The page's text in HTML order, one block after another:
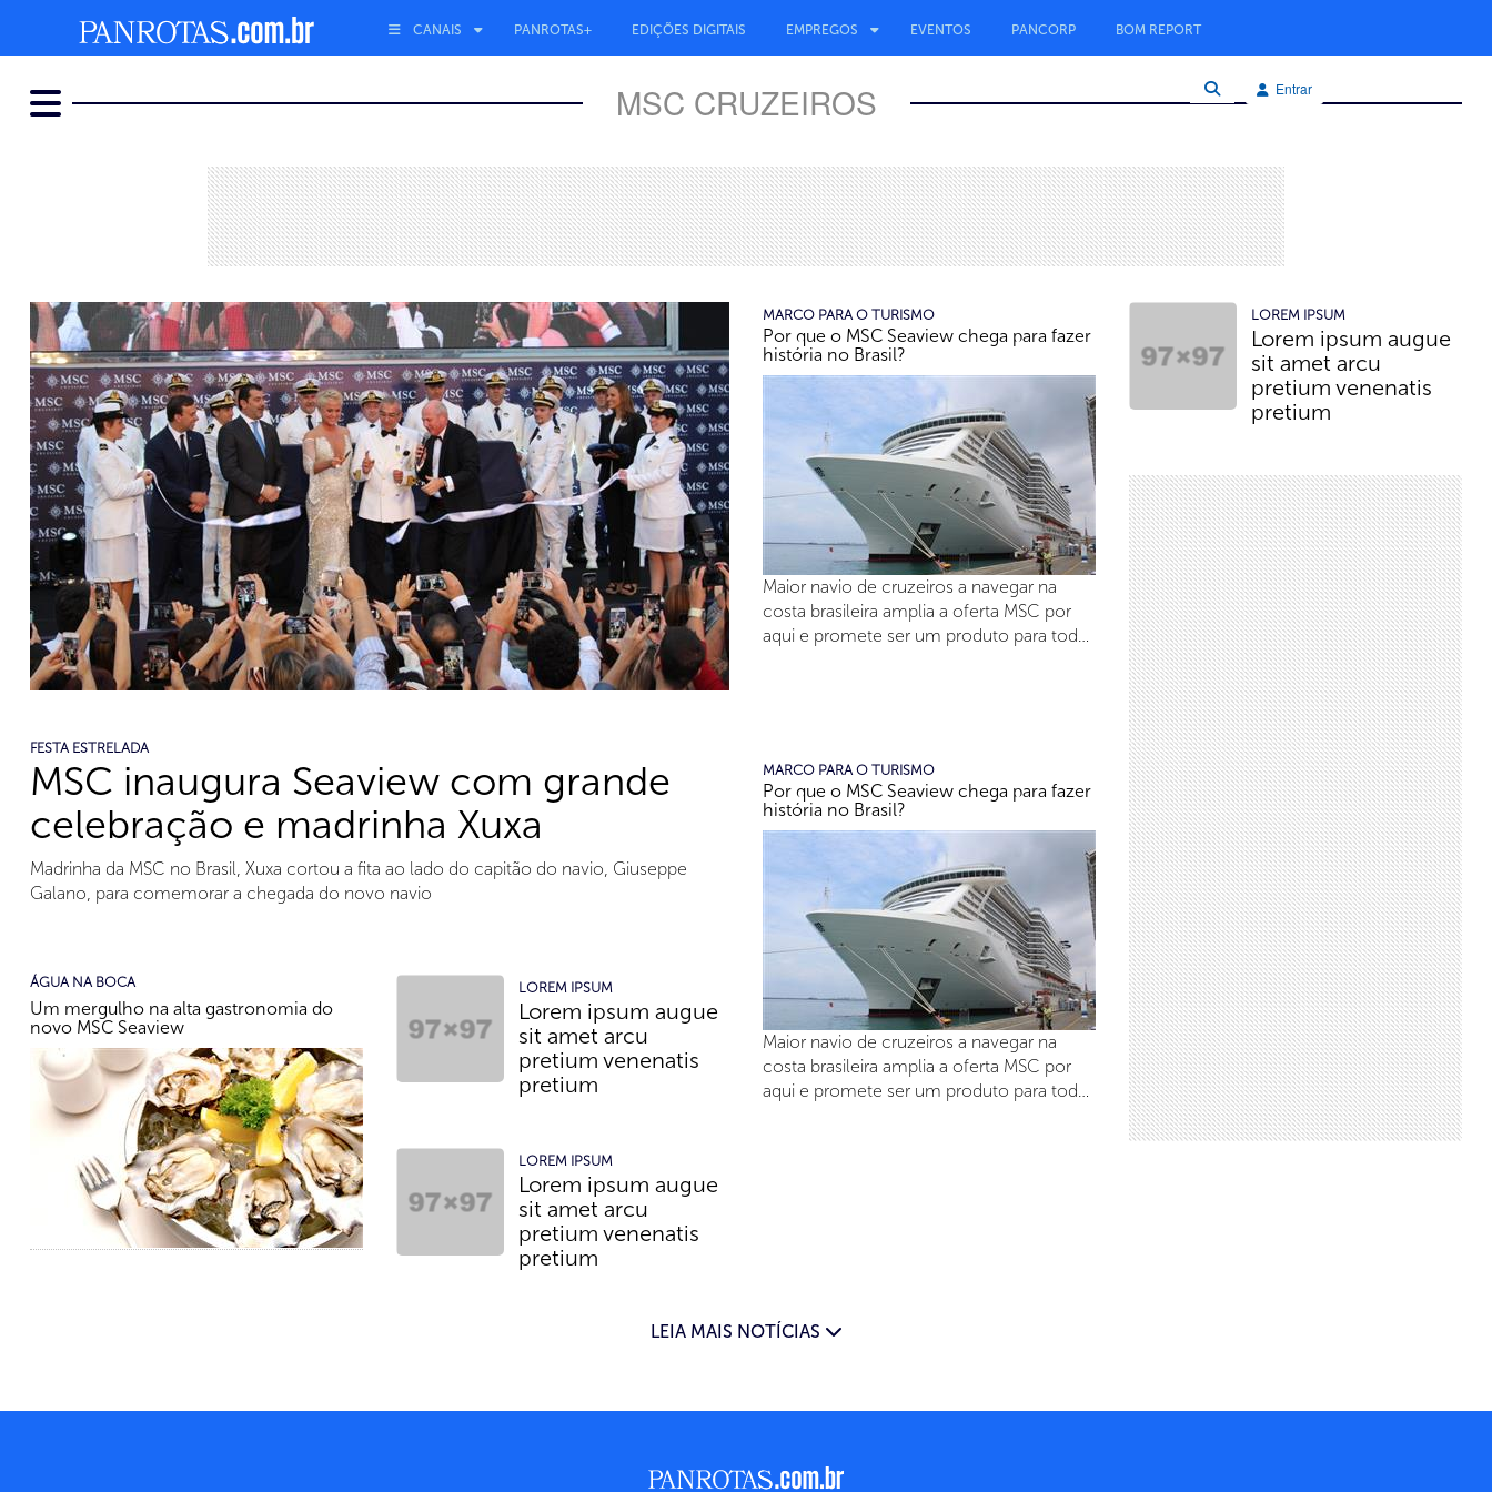
CANAIS PANROTAS+ EDIÇÕES DIGITAIS EMPREGOS EVENTOS PANCORP BOM REPORT
Entrar
MSC CRUZEIROS
FESTA ESTRELADA
MSC inaugura Seaview com grande
celebração e madrinha Xuxa
Madrinha da MSC no Brasil, Xuxa cortou a fita ao lado do capitão do navio, Giuseppe
Galano, para comemorar a chegada do novo navio
MARCO PARA O TURISMO
Por que o MSC Seaview chega para fazer
história no Brasil?
Maior navio de cruzeiros a navegar na
costa brasileira amplia a oferta MSC por
aqui e promete ser um produto para tod…
LOREM IPSUM
Lorem ipsum augue
sit amet arcu
pretium venenatis
pretium
MARCO PARA O TURISMO
Por que o MSC Seaview chega para fazer
história no Brasil?
Maior navio de cruzeiros a navegar na
costa brasileira amplia a oferta MSC por
aqui e promete ser um produto para tod…
ÁGUA NA BOCA
Um mergulho na alta gastronomia do
novo MSC Seaview
LOREM IPSUM
Lorem ipsum augue
sit amet arcu
pretium venenatis
pretium
LOREM IPSUM
Lorem ipsum augue
sit amet arcu
pretium venenatis
pretium
LEIA MAIS NOTÍCIAS